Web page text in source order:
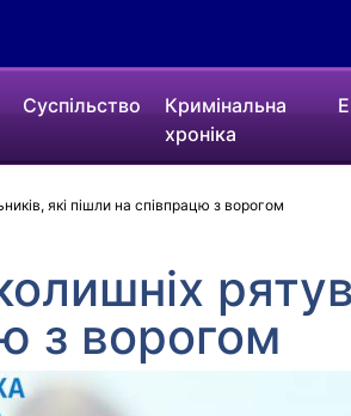
Суспільство
Кримінальна
хроніка
які пішли на співпрацю з ворогом
з ворогом